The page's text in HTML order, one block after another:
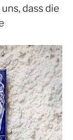
dass die